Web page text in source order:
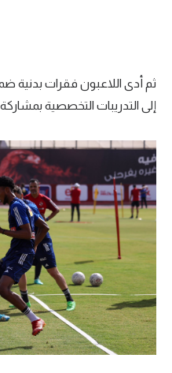
ثم أدى اللاعبون فقرات بدنية
إلى التدريبات التخصصية